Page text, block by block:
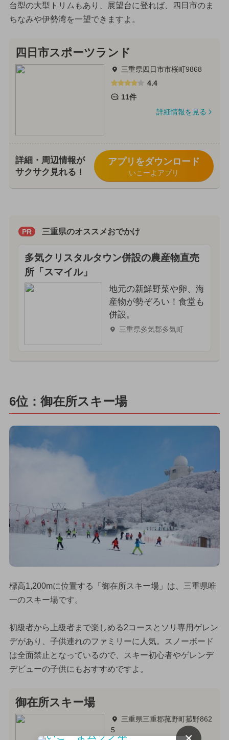
台型の大型トリムもあり、展望台に登れば、四日市のま
ちなみや伊勢湾を一望できますよ。
四日市スポーツランド
三重県四日市市桜町9868
4.4
11件
詳細情報を見る
詳細・周辺情報が
サクサク見れる！
アプリをダウンロード
いこーよアプリ
PR 三重県のオススメおでかけ
多気クリスタルタウン併設の農産物直売
所「スマイル」
地元の新鮮野菜や卵、海
産物が勢ぞろい！食堂も
併設。
三重県多気郡多気町
6位：御在所スキー場
標高1,200mに位置する「御在所スキー場」は、三重県唯
一のスキー場です。
初級者から上級者まで楽しめる2コースとソリ専用ゲレン
デがあり、子供連れのファミリーに人気。スノーボード
は全面禁止となっているので、スキー初心者やゲレンデ
デビューの子供にもおすすめですよ。
御在所スキー場
三重県三重郡菰野町菰野862
5